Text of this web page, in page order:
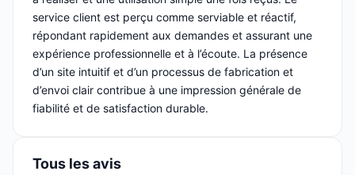
service client est perçu comme serviable et réactif,
répondant rapidement aux demandes et assurant une
expérience professionnelle et à l’écoute. La présence
d’un site intuitif et d’un processus de fabrication et
d’envoi clair contribue à une impression générale de
fiabilité et de satisfaction durable.
Tous les avis